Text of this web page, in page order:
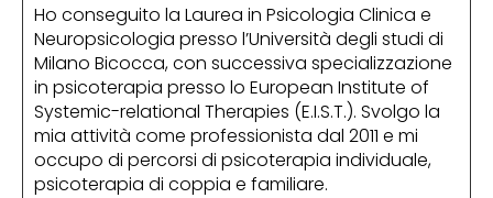
Ho conseguito la Laurea in Psicologia Clinica e
Neuropsicologia presso l’Università degli studi di
Milano Bicocca, con successiva specializzazione
in psicoterapia presso lo European Institute of
Systemic-relational Therapies (E.I.S.T.). Svolgo la
mia attività come professionista dal 2011 e mi
occupo di percorsi di psicoterapia individuale,
psicoterapia di coppia e familiare.